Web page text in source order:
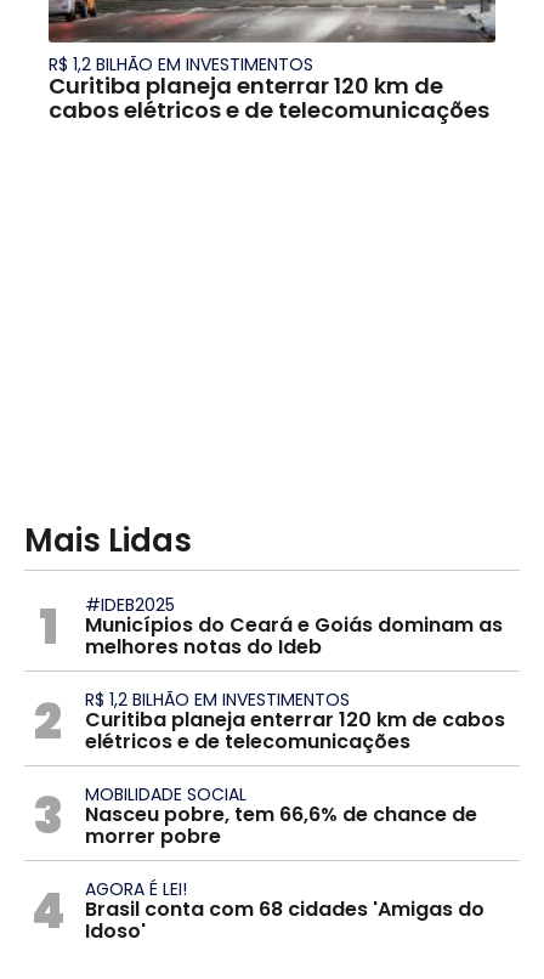
R$ 1,2 BILHÃO EM INVESTIMENTOS
Curitiba planeja enterrar 120 km de
cabos elétricos e de telecomunicações
Mais Lidas
1 #IDEB2025
Municípios do Ceará e Goiás dominam as
melhores notas do Ideb
2 R$ 1,2 BILHÃO EM INVESTIMENTOS
Curitiba planeja enterrar 120 km de cabos
elétricos e de telecomunicações
3 MOBILIDADE SOCIAL
Nasceu pobre, tem 66,6% de chance de
morrer pobre
4 AGORA É LEI!
Brasil conta com 68 cidades 'Amigas do
Idoso'